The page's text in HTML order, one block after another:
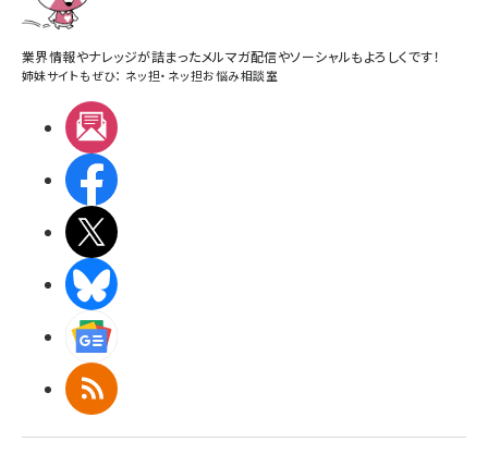
業界情報やナレッジが詰まったメルマガ配信やソーシャルもよろしくです！
姉妹サイトもぜひ： ネッ担・ ネッ担お悩み相談室
RSS